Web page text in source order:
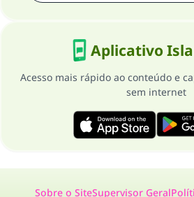
Aplicativo
Acesso mais rápido ao conteúdo e
sem internet
Sobre o SiteSupervisor Geral